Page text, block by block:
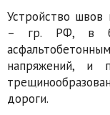
Устройство швов
– гр. РФ, в
напряжений, и
дороги.